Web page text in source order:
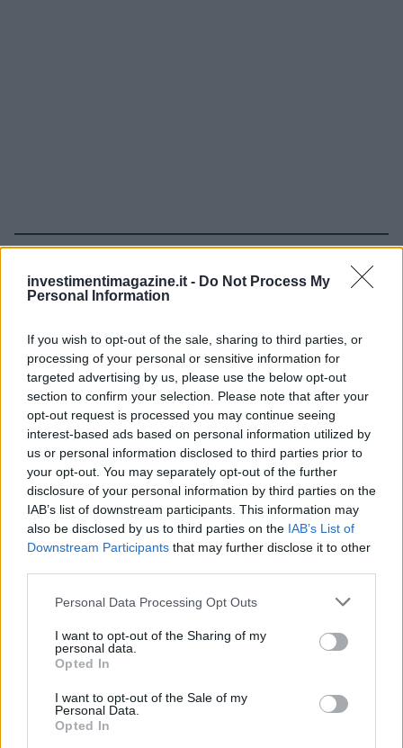
investimentimagazine.it - Do Not Process My
Personal Information
If you wish to opt-out of the sale, sharing to third parties, or
processing of your personal or sensitive information for
targeted advertising by us, please use the below opt-out
section to confirm your selection. Please note that after your
opt-out request is processed you may continue seeing
interest-based ads based on personal information utilized by
us or personal information disclosed to third parties prior to
your opt-out. You may separately opt-out of the further
disclosure of your personal information by third parties on the
IAB’s list of downstream participants. This information may
also be disclosed by us to third parties on the IAB’s List of
Downstream Participants that may further disclose it to other
Please note that this website/app uses one or more Google
not limited to your visit or usage behaviour. You may click to
grant or deny consent to Google and its third-party tags to
use your data for below specified purposes in below Google
consent section.
Personal Data Processing Opt Outs
I want to opt-out of the Sharing of my
personal data.
Opted In
I want to opt-out of the Sale of my
Personal Data.
Opted In
Continua a leggere